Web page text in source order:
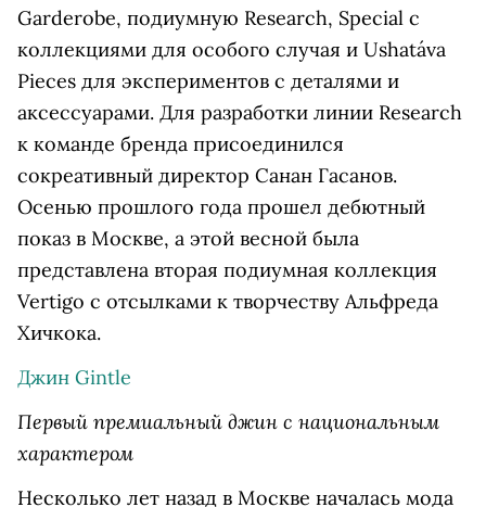
Garderobe, подиумную Research, Special с
коллекциями для особого случая и Ushatáva
Pieces для экспериментов с деталями и
аксессуарами. Для разработки линии Research
к команде бренда присоединился
сокреативный директор Санан Гасанов.
Осенью прошлого года прошел дебютный
показ в Москве, а этой весной была
представлена вторая подиумная коллекция
Vertigo с отсылками к творчеству Альфреда
Хичкока.
Джин Gintle
Первый премиальный джин с национальным
характером
Несколько лет назад в Москве началась мода